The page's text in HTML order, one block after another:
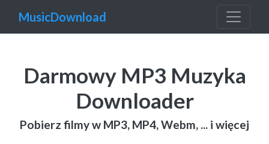
MusicDownload
Darmowy MP3 Muzyka
Downloader
Pobierz filmy w MP3, MP4, Webm, ... i więcej